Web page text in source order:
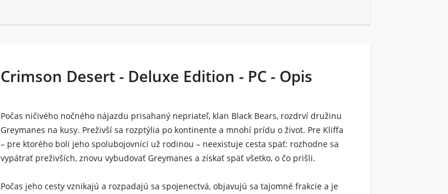
Crimson Desert - Deluxe Edition - PC - Opis
Počas ničivého nočného nájazdu prisahaný nepriateľ, klan Black Bears, rozdrví družinu
Greymanes na kusy. Preživší sa rozptýlia po kontinente a mnohí prídu o život. Pre Kliffa
– pre ktorého boli jeho spolubojovníci už rodinou – neexistuje cesta späť: rozhodne sa
vypátrať preživších, znovu vybudovať Greymanes a získať späť všetko, o čo prišli.
Počas jeho cesty vznikajú a rozpadajú sa spojenectvá, objavujú sa tajomné frakcie a je